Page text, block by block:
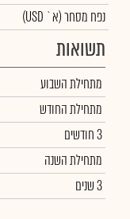
נפח מסחר(א` USD)
תשואות
מתחילת השבוע
מתחילת החודש
3 חודשים
מתחילת השנה
3 שנים